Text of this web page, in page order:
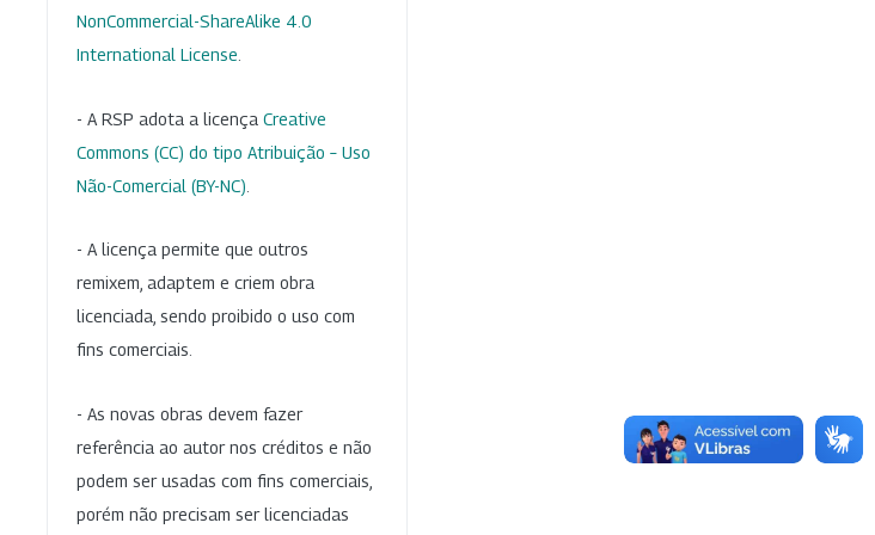
NonCommercial-ShareAlike 4.0
International License
- A RSP adota a licença Creative
Commons (CC) do tipo Atribuição – Uso
Não-Comercial (BY-NC)
- A licença permite que outros
remixem, adaptem e criem obra
licenciada, sendo proibido o uso com
fins comerciais.
- As novas obras devem fazer
referência ao autor nos créditos e não
podem ser usadas com fins comerciais,
porém não precisam ser licenciadas